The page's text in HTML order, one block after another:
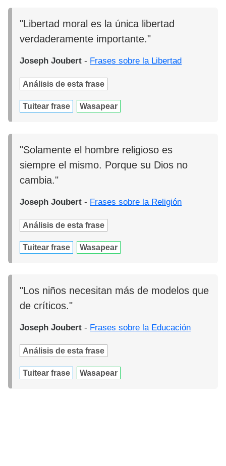
"Libertad moral es la única libertad
verdaderamente importante."
Joseph Joubert - Frases sobre la Libertad
Análisis de esta frase
Tuitear frase Wasapear
"Solamente el hombre religioso es
siempre el mismo. Porque su Dios no
cambia."
Joseph Joubert - Frases sobre la Religión
Análisis de esta frase
Tuitear frase Wasapear
"Los niños necesitan más de modelos que
de críticos."
Joseph Joubert - Frases sobre la Educación
Análisis de esta frase
Tuitear frase Wasapear